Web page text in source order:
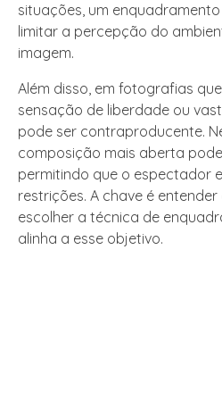
situações, um
limitar a percepção do
imagem.
Além disso, em fotografias
sensação de liberdade ou
pode ser contraproducente.
composição mais aberta
permitindo que o espectador
restrições. A chave é
escolher a técnica de
alinha a esse objetivo.